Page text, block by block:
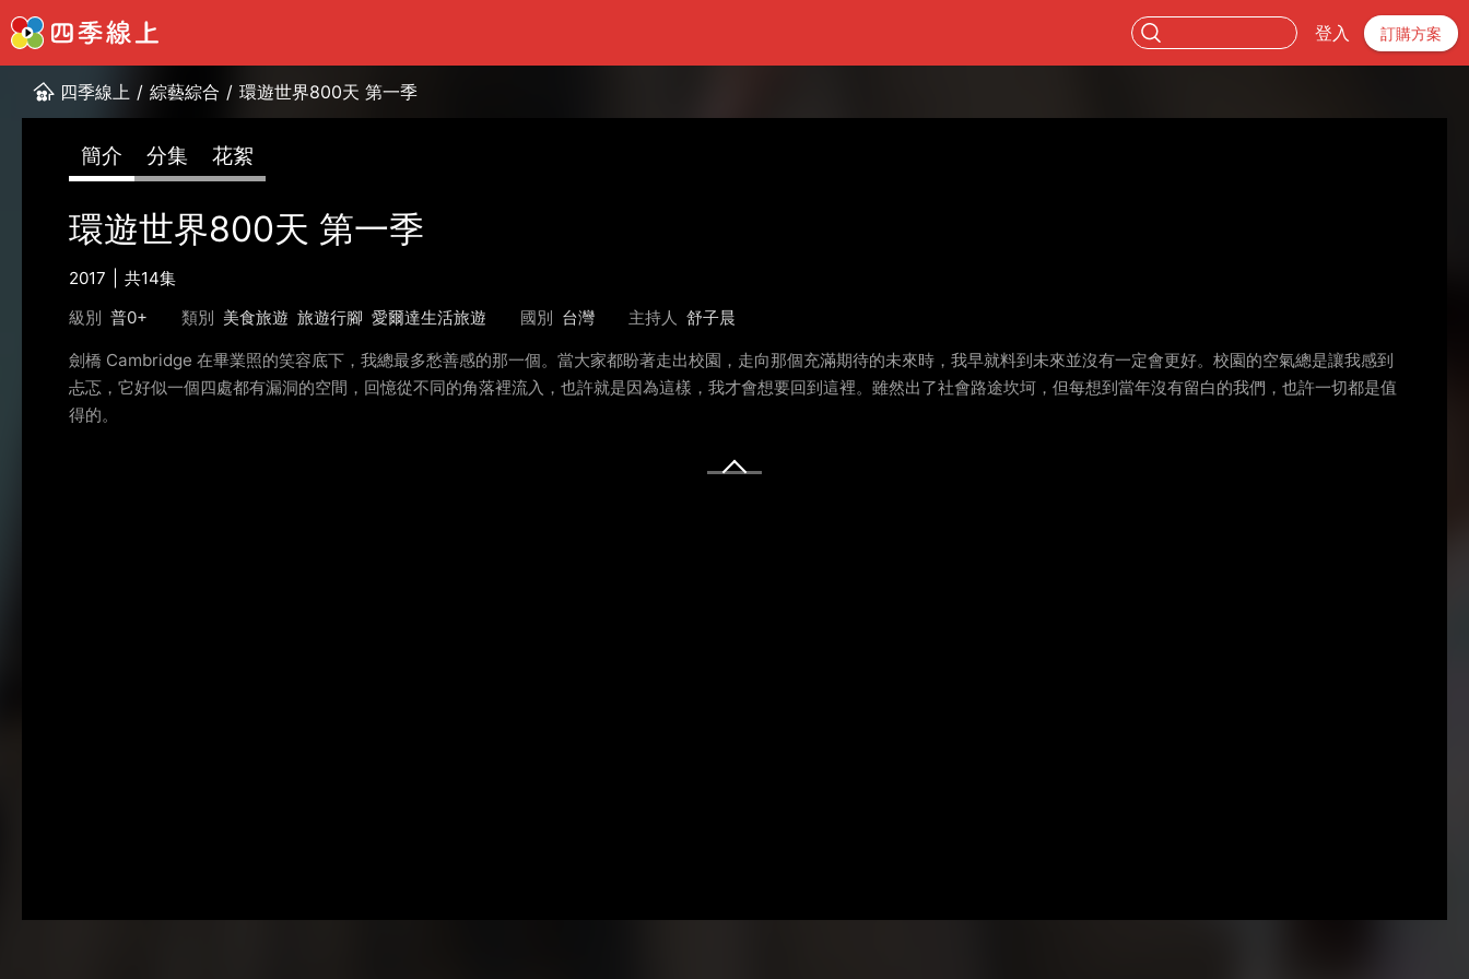
登入 訂購方案
四季線上 / 綜藝綜合 / 環遊世界800天 第一季
簡介 分集 花絮
環遊世界800天 第一季
2017
共14集
級別 普0+ 類別 美食旅遊 旅遊行腳 愛爾達生活旅遊 國別 台灣 主持人 舒子晨
劍橋 Cambridge 在畢業照的笑容底下，我總最多愁善感的那一個。當大家都盼著走出校園，走向那個充滿期待的未來時，我早就料到未來並沒有一定會更好。校園的空氣總是讓我感到
忐忑，它好似一個四處都有漏洞的空間，回憶從不同的角落裡流入，也許就是因為這樣，我才會想要回到這裡。雖然出了社會路途坎坷，但每想到當年沒有留白的我們，也許一切都是值
得的。